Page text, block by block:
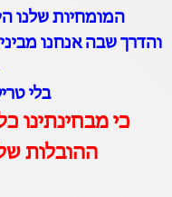
המומחיות שלנו
והדרך שבה אנחנו
בלי
ההובלות